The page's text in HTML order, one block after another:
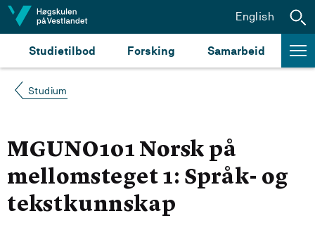
Hopp til innhald
Studietilbod Forsking Samarbeid
English
Studium
MGUNO101 Norsk på
mellomsteget 1: Språk- og
tekstkunnskap